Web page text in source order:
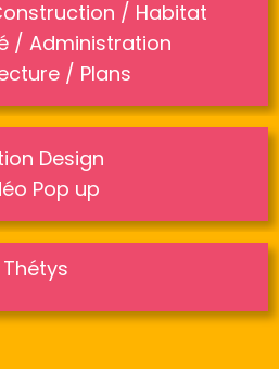
/ Habitat
/ Administration
/ Plans
Design
Pop up
Thétys